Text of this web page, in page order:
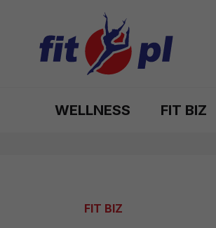
WELLNESS FIT BIZ
FIT BIZ